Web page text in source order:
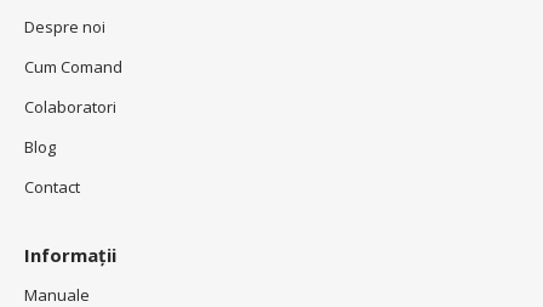
Despre noi
Cum Comand
Colaboratori
Blog
Contact
Informații
Manuale